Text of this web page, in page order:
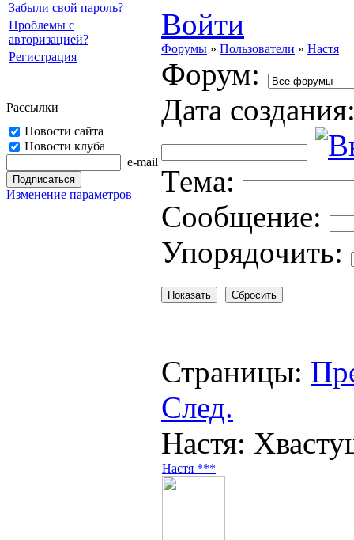
Забыли свой пароль?
Проблемы с
авторизацией?
Регистрация
Рассылки
Новости сайта
Новости клуба
e-mail
Изменение параметров
Войти
Форумы » Пользователи » Настя
Форум:
Дата
Тема:
Cooбщение:
Упорядочить:
Страницы:
След.
Настя:
Настя ***